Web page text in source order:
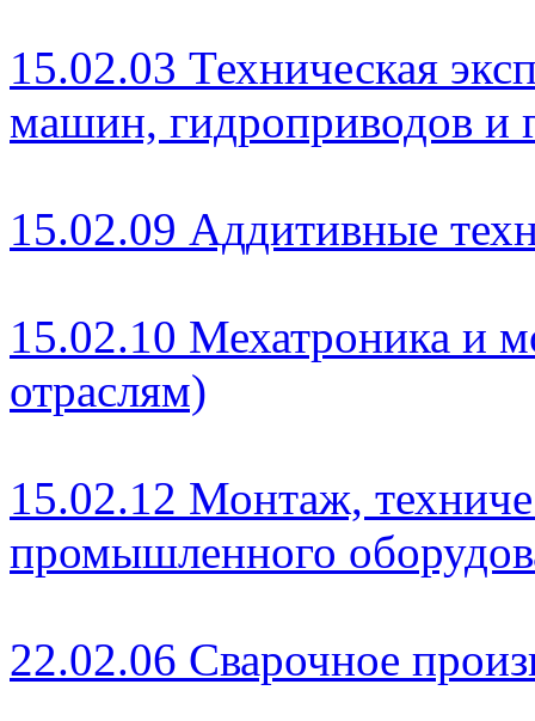
15.02.03 Техническая
машин, гидроприводов и
15.02.09 Аддитивные
15.02.10 Мехатроника и
отраслям)
15.02.12 Монтаж,
промышленного
22.02.06 Сварочное